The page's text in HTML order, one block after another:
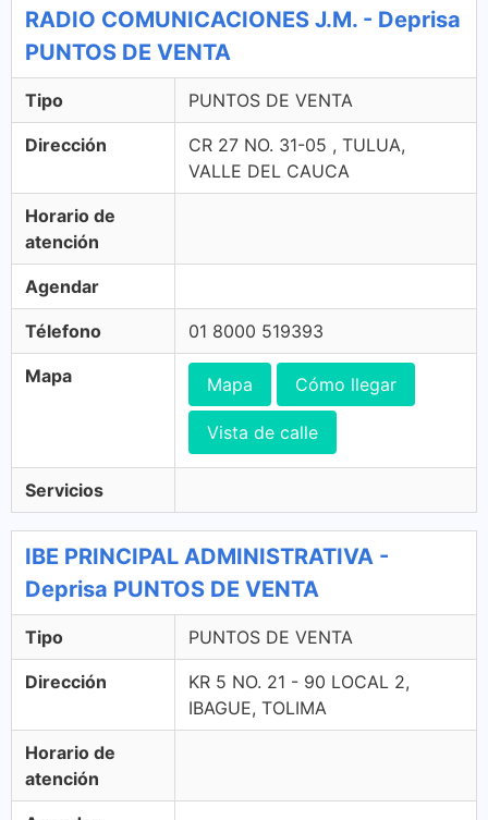
RADIO COMUNICACIONES J.M. - Deprisa
PUNTOS DE VENTA
Tipo PUNTOS DE VENTA
Dirección
CR 27 NO. 31-05 , TULUA,
VALLE DEL CAUCA
Horario de
atención
Agendar
Télefono 01 8000 519393
Mapa Mapa Cómo llegar
Vista de calle
Servicios
IBE PRINCIPAL ADMINISTRATIVA -
Deprisa PUNTOS DE VENTA
Tipo PUNTOS DE VENTA
Dirección
KR 5 NO. 21 - 90 LOCAL 2,
IBAGUE, TOLIMA
Horario de
atención